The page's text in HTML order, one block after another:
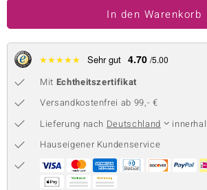
Collection
BY DE MELO
Collection
In den Warenkorb
★★★★★ Sehr gut 4.70 /5.00
Mit Echtheitszertifikat
Versandkostenfrei ab 99,- €
Lieferung nach Deutschland
Hauseigener Kundenservice